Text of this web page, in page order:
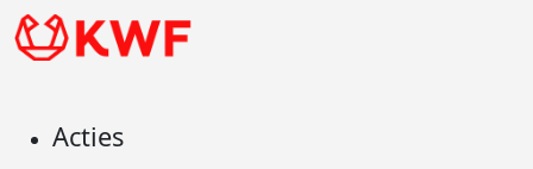
Acties